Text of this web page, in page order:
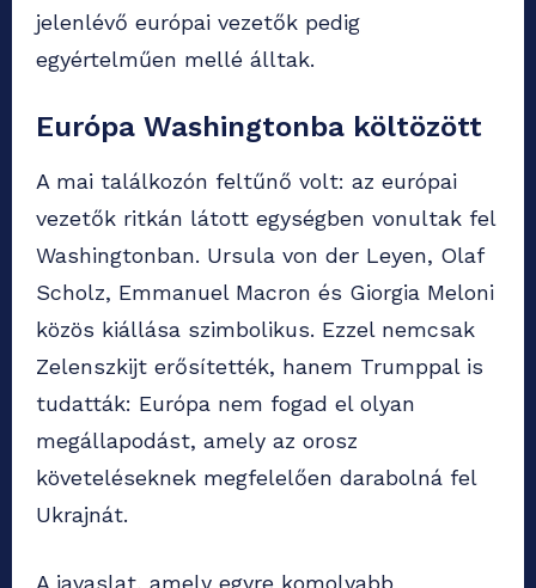
jelenlévő európai vezetők pedig
egyértelműen mellé álltak.
Európa Washingtonba költözött
A mai találkozón feltűnő volt: az európai
vezetők ritkán látott egységben vonultak fel
Washingtonban. Ursula von der Leyen, Olaf
Scholz, Emmanuel Macron és Giorgia Meloni
közös kiállása szimbolikus. Ezzel nemcsak
Zelenszkijt erősítették, hanem Trumppal is
tudatták: Európa nem fogad el olyan
megállapodást, amely az orosz
követeléseknek megfelelően darabolná fel
Ukrajnát.